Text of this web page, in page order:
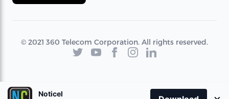
© 2021 360 Telecom Corporation. All rights reserved.
Noticel